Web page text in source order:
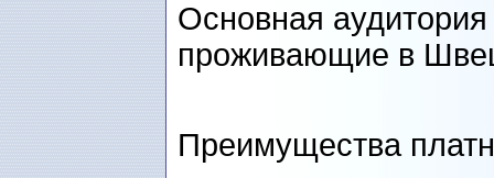
Основная аудитория
проживающие в
Преимущества